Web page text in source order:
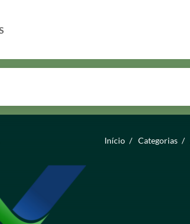
Início / Categorias /